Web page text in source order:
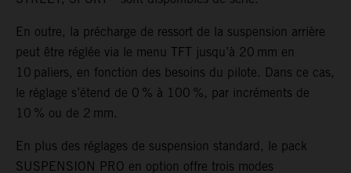
En outre, la précharge de ressort de la suspension arrière
peut être réglée via le menu TFT jusqu’à 20 mm en
10 paliers, en fonction des besoins du pilote. Dans ce cas,
le réglage s’étend de 0 % à 100 %, par incréments de
10 % ou de 2 mm.
En plus des réglages de suspension standard, le pack
SUSPENSION PRO en option offre trois modes